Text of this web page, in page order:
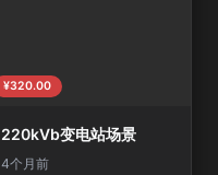
¥320.00
220kVb变电站场景
4个月前